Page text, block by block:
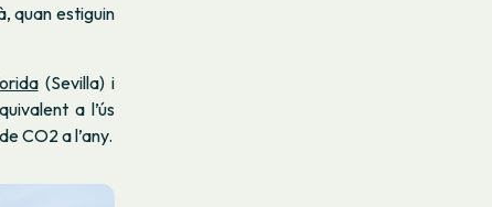
quan estiguin
(Sevilla) i
a l’ús
CO2 a l’any.